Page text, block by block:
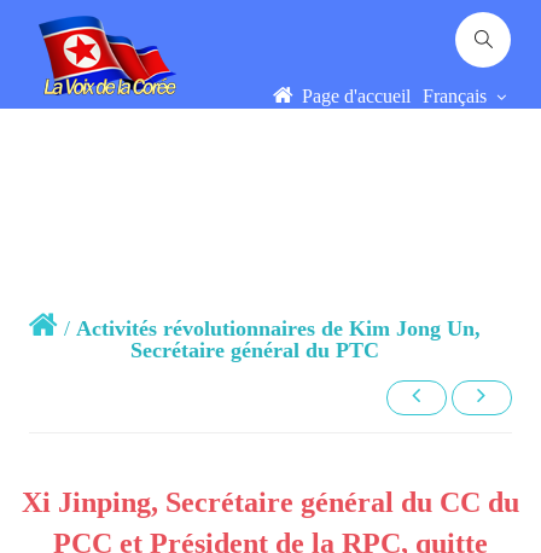
Page d'accueil Français
/Activités révolutionnaires de Kim Jong Un,
Secrétaire général du PTC
Xi Jinping, Secrétaire général du CC du
PCC et Président de la RPC, quitte